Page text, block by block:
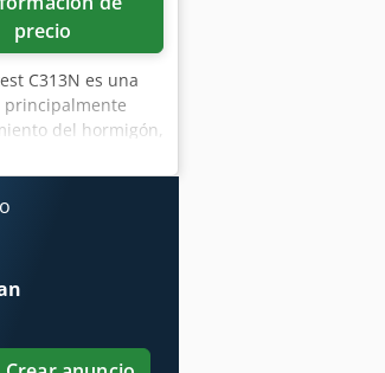
precio
C313N es una
principalmente
del hormigón,
Principales
(por
alternas). -
1). -
condiciones
aire. ✔ Rango de
en el rango de
ajustables.
a PC. ✔